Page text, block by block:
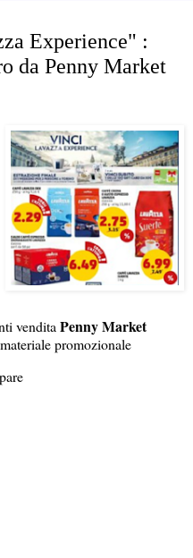
Experience" :
da Penny Market
venditaPenny Market
promozionale